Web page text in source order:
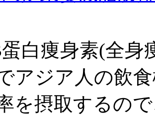
白痩身素(全身
アジア人の飲
を摂取するの